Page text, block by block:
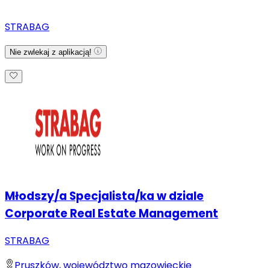
STRABAG
Nie zwlekaj z aplikacją!
Młodszy/a Specjalista/ka w dziale
Corporate Real Estate Management
STRABAG